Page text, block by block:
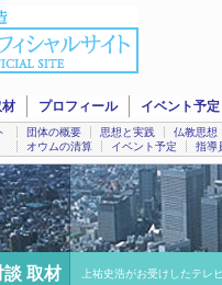
プロフィール イベント予定
団体の概要 思想と実践
仏教思想
オウムの清算
イベント予定 指導
談 取材 上祐史浩がお受けしたテレ